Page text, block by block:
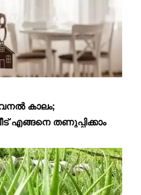
കാലം;
എങ്ങനെ തണുപ്പിക്കാം